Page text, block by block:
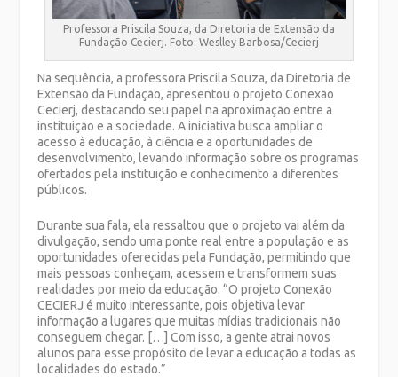
Professora Priscila Souza, da Diretoria de Extensão da
Fundação Cecierj. Foto: Weslley Barbosa/Cecierj
Na sequência, a professora Priscila Souza, da Diretoria de
Extensão da Fundação, apresentou o projeto Conexão
Cecierj, destacando seu papel na aproximação entre a
instituição e a sociedade. A iniciativa busca ampliar o
acesso à educação, à ciência e a oportunidades de
desenvolvimento, levando informação sobre os programas
ofertados pela instituição e conhecimento a diferentes
públicos.
Durante sua fala, ela ressaltou que o projeto vai além da
divulgação, sendo uma ponte real entre a população e as
oportunidades oferecidas pela Fundação, permitindo que
mais pessoas conheçam, acessem e transformem suas
realidades por meio da educação. “O projeto Conexão
CECIERJ é muito interessante, pois objetiva levar
informação a lugares que muitas mídias tradicionais não
conseguem chegar. […] Com isso, a gente atrai novos
alunos para esse propósito de levar a educação a todas as
localidades do estado.”